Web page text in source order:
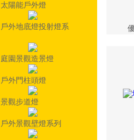
太陽能戶外燈
戶外地底燈投射燈系
庭園景觀造景燈
戶外門柱頭燈
景觀步道燈
戶外景觀壁燈系列